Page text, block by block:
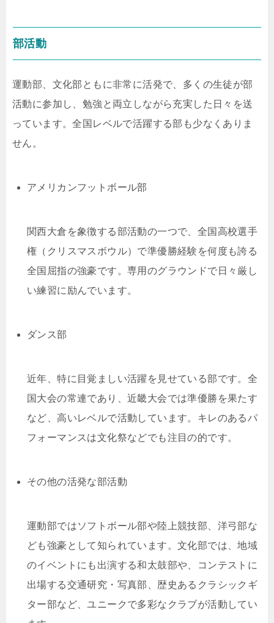
部活動
運動部、文化部ともに非常に活発で、多くの生徒が部
活動に参加し、勉強と両立しながら充実した日々を送
っています。全国レベルで活躍する部も少なくありま
せん。
アメリカンフットボール部
関西大倉を象徴する部活動の一つで、全国高校選手
権（クリスマスボウル）で準優勝経験を何度も誇る
全国屈指の強豪です。専用のグラウンドで日々厳し
い練習に励んでいます。
ダンス部
近年、特に目覚ましい活躍を見せている部です。全
国大会の常連であり、近畿大会では準優勝を果たす
など、高いレベルで活動しています。キレのあるパ
フォーマンスは文化祭などでも注目の的です。
その他の活発な部活動
運動部ではソフトボール部や陸上競技部、洋弓部な
ども強豪として知られています。文化部では、地域
のイベントにも出演する和太鼓部や、コンテストに
出場する交通研究・写真部、歴史あるクラシックギ
ター部など、ユニークで多彩なクラブが活動してい